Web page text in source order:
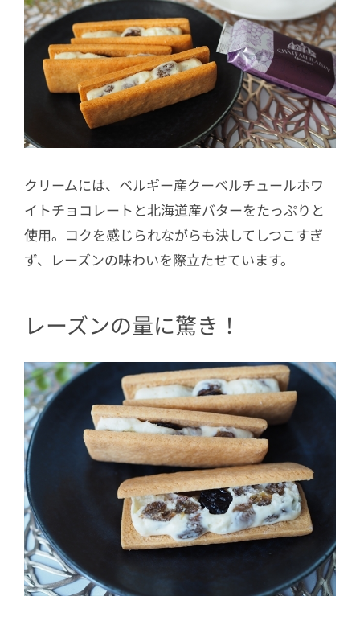
クリームには、ベルギー産クーベルチュールホワ
イトチョコレートと北海道産バターをたっぷりと
使用。コクを感じられながらも決してしつこすぎ
ず、レーズンの味わいを際立たせています。
レーズンの量に驚き！